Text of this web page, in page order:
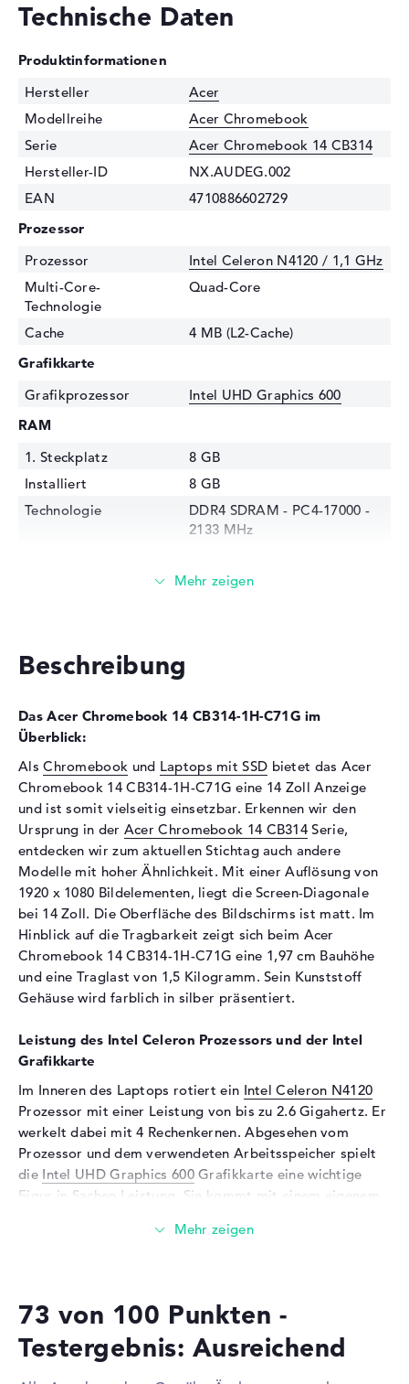
Technische Daten
Produktinformationen
Hersteller
Acer
Modellreihe
Acer Chromebook
Serie
Acer Chromebook 14 CB314
Hersteller-ID
NX.AUDEG.002
EAN
4710886602729
Prozessor
Prozessor
Intel Celeron N4120 / 1,1 GHz
Multi-Core-
Technologie
Quad-Core
Cache
4 MB (L2-Cache)
Grafikkarte
Grafikprozessor
Intel UHD Graphics 600
RAM
1. Steckplatz
8 GB
Installiert
8 GB
Technologie
DDR4 SDRAM - PC4-17000 -
2133 MHz
64 GB SSD
Display
Display-Typ
Max. Auflösung
1920 x 1080
Auflösungstyp
Full-HD
Besonderheiten
Display, matt, LED-
Hintergrundbeleuchtung, IPS
Panel
Kartenleser
Unterstützte Flash-
Speicherkarten
microSD, microSDHC,
microSDXC
Audio
Soundkarte
Hi-Definition Audio
Mikrofon
vorhanden
Webcam
Sensorauflösung
0,9 MP
Eingabegeräte
Eingabegeräte
Multi-Touch-Trackpad,
Tastatur
802.11a, 802.11ac, 802.11b,
Erweiterung / Konnektivität
Schnittstellen
2 x USB 3.0 - Typ A, 2 x USB
Beschreibung
Das Acer Chromebook 14 CB314-1H-C71G im
Überblick:
AlsChromebook und Laptops mit SSD bietet das Acer
Chromebook 14 CB314-1H-C71G eine 14 Zoll Anzeige
und ist somit vielseitig einsetzbar. Erkennen wir den
Ursprung in der Acer Chromebook 14 CB314 Serie,
entdecken wir zum aktuellen Stichtag auch andere
Modelle mit hoher Ähnlichkeit. Mit einer Auflösung von
1920 x 1080 Bildelementen, liegt die Screen-Diagonale
bei 14 Zoll. Die Oberfläche des Bildschirms ist matt. Im
Hinblick auf die Tragbarkeit zeigt sich beim Acer
Chromebook 14 CB314-1H-C71G eine 1,97 cm Bauhöhe
und eine Traglast von 1,5 Kilogramm. Sein Kunststoff
Gehäuse wird farblich in silber präsentiert.
Leistung des Intel Celeron Prozessors und der Intel
Grafikkarte
Im Inneren des Laptops rotiert ein Intel Celeron N4120
Prozessor mit einer Leistung von bis zu 2.6 Gigahertz. Er
werkelt dabei mit 4 Rechenkernen. Abgesehen vom
Prozessor und dem verwendeten Arbeitsspeicher spielt
die Intel UHD Graphics 600Grafikkarte eine wichtige
Figur in Sachen Leistung. Sie kommt mit einem eigenem
Das Acer Chromebook 14 CB314-1H-C71G bietet einen 8
MHz) RAM. EinAufrüsten des Arbeitsspeichers ist auf
73 von 100 Punkten -
Testergebnis: Ausreichend